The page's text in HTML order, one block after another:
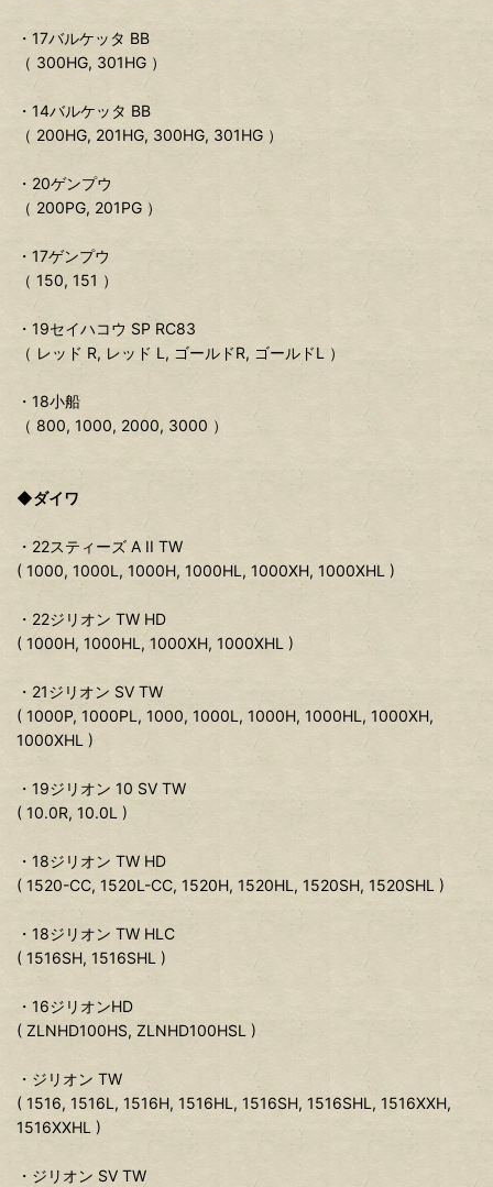
・17バルケッタ BB
（ 300HG, 301HG ）
・14バルケッタ BB
（ 200HG, 201HG, 300HG, 301HG ）
・20ゲンプウ
（ 200PG, 201PG ）
・17ゲンプウ
（ 150, 151 ）
・19セイハコウ SP RC83
（ レッド R, レッド L, ゴールドR, ゴールドL ）
・18小船
（ 800, 1000, 2000, 3000 ）
◆ダイワ
・22スティーズ A II TW
( 1000, 1000L, 1000H, 1000HL, 1000XH, 1000XHL )
・22ジリオン TW HD
( 1000H, 1000HL, 1000XH, 1000XHL )
・21ジリオン SV TW
( 1000P, 1000PL, 1000, 1000L, 1000H, 1000HL, 1000XH,
1000XHL )
・19ジリオン 10 SV TW
( 10.0R, 10.0L )
・18ジリオン TW HD
( 1520-CC, 1520L-CC, 1520H, 1520HL, 1520SH, 1520SHL )
・18ジリオン TW HLC
( 1516SH, 1516SHL )
・16ジリオンHD
( ZLNHD100HS, ZLNHD100HSL )
・ジリオン TW
( 1516, 1516L, 1516H, 1516HL, 1516SH, 1516SHL, 1516XXH,
1516XXHL )
・ジリオン SV TW